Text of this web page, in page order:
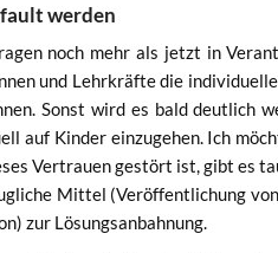
werden
noch mehr als jetzt in
und Lehr­kräf­te die
Sonst wird es bald deut­lich
auf Kin­der ein­zu­ge­hen. Ich
Ver­trau­en gestört ist, gibt es
Mit­tel (Ver­öf­fent­li­chung
zur Lösungsanbahnung.